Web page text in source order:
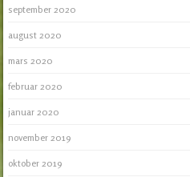
september 2020
august 2020
mars 2020
februar 2020
januar 2020
november 2019
oktober 2019